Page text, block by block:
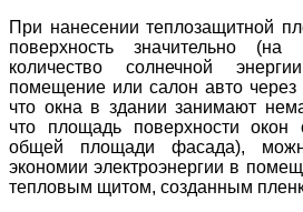
При нанесении теплозащитной
поверхность значительно (на
количество солнечной
помещение или салон авто через
что окна в здании занимают
что площадь поверхности окон
общей площади фасада),
экономии электроэнергии в
тепловым щитом, созданным